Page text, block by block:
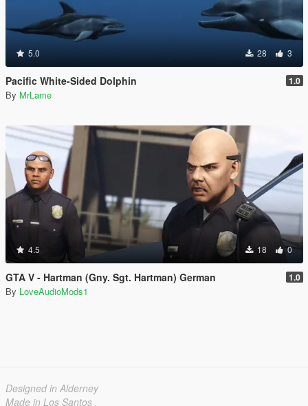
5.0 28 3
Pacific White-Sided Dolphin 1.0
By MrLame
4.5 18 0
GTA V - Hartman (Gny. Sgt. Hartman) German 1.0
By LoveAudioMods1
Designed in Alderney
Made in Los Santos